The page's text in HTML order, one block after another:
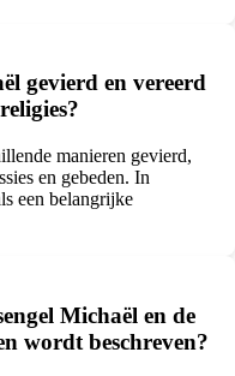
gevierd en vereerd
manieren gevierd,
en gebeden. In
een belangrijke
Michaël en de
wordt beschreven?